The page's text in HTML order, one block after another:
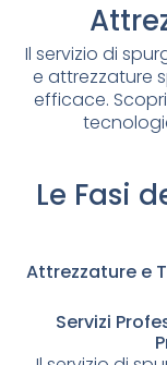
Il servizio di
e attrezzature
efficace.
Le Fasi
Attrezzature e
Servizi